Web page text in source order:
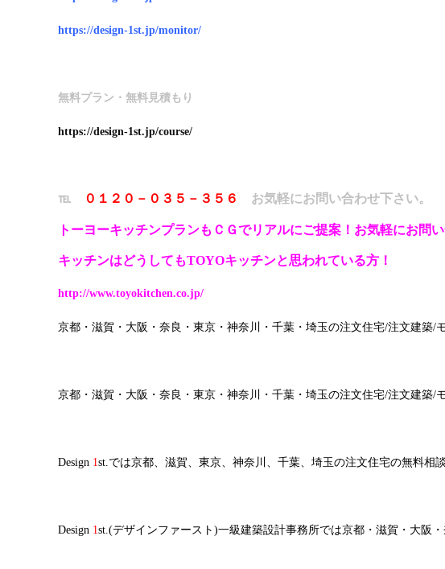
https://design-1st.jp/monitor/
無料プラン・無料見積もり
https://design-1st.jp/course/
℡ ０１２０－０３５－３５６ お気軽にお問い合わせ下さい。
トーヨーキッチンプランもＣＧでリアルにご提案！お気軽にお問
キッチンはどうしてもTOYOキッチンと思われている方！
http://www.toyokitchen.co.jp/
京都・滋賀・大阪・奈良・東京・神奈川・千葉・埼玉の注文住宅/注文建築/
京都・滋賀・大阪・奈良・東京・神奈川・千葉・埼玉の注文住宅/注文建築/
Design 1st.では京都、滋賀、東京、神奈川、千葉、埼玉の注文住宅の無料相
Design 1st.(デザインファースト)一級建築設計事務所では京都・滋賀・大阪